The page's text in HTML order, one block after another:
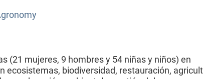
(21 mujeres, 9 hombres y 54 niñas y niños) en
ecosistemas, biodiversidad, restauración,